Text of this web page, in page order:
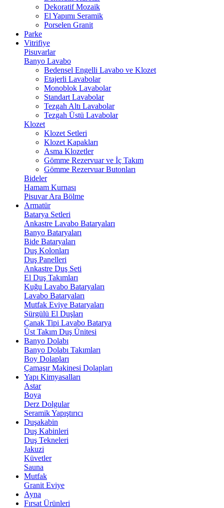
Dekoratif Mozaik
El Yapımı Seramik
Porselen Granit
Parke
Vitrifiye
Pisuvarlar
Banyo Lavabo
Bedensel Engelli Lavabo ve Klozet
Etajerli Lavabolar
Monoblok Lavabolar
Standart Lavabolar
Tezgah Altı Lavabolar
Tezgah Üstü Lavabolar
Klozet
Klozet Setleri
Klozet Kapakları
Asma Klozetler
Gömme Rezervuar ve İç Takım
Gömme Rezervuar Butonları
Bideler
Hamam Kurnası
Pisuvar Ara Bölme
Armatür
Batarya Setleri
Ankastre Lavabo Bataryaları
Banyo Bataryaları
Bide Bataryaları
Duş Kolonları
Duş Panelleri
Ankastre Duş Seti
El Duş Takımları
Kuğu Lavabo Bataryaları
Lavabo Bataryaları
Mutfak Eviye Bataryaları
Sürgülü El Duşları
Çanak Tipi Lavabo Batarya
Üst Takım Duş Ünitesi
Banyo Dolabı
Banyo Dolabı Takımları
Boy Dolapları
Çamaşır Makinesi Dolapları
Yapı Kimyasalları
Astar
Boya
Derz Dolgular
Seramik Yapıştırıcı
Duşakabin
Duş Kabinleri
Duş Tekneleri
Jakuzi
Küvetler
Sauna
Mutfak
Granit Eviye
Ayna
Fırsat Ürünleri